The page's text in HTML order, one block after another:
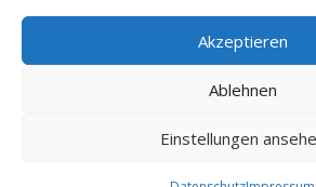
Akzeptieren
Ablehnen
Einstellungen
Alle Rechte vorbehalten
Portal mit Infos zu Dienstleistern
sowie einem Anbieterverzeichnis.
Werbepartnern ein Angebot
jeweiligen Dienstleister.